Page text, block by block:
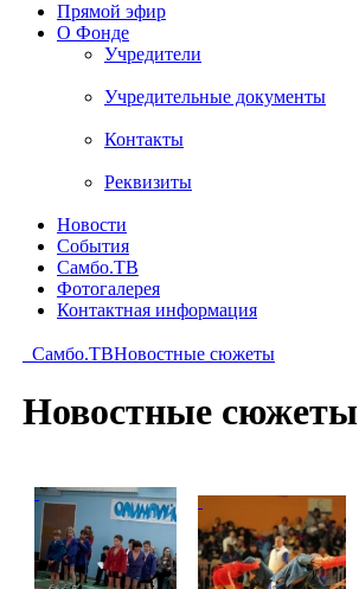
Прямой эфир
О Фонде
Учредители
Учредительные документы
Контакты
Реквизиты
Новости
События
Самбо.ТВ
Фотогалерея
Контактная информация
Самбо.ТВНовостные сюжеты
Новостные сюжеты